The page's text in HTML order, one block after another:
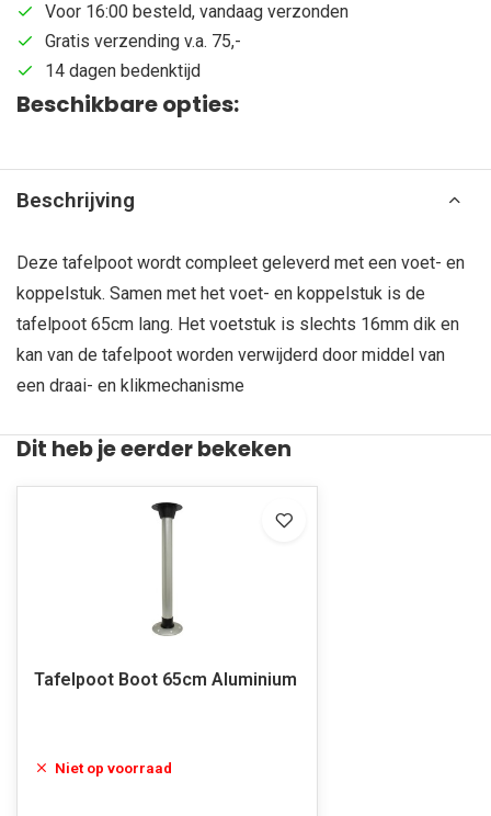
Voor 16:00 besteld, vandaag verzonden
Gratis verzending v.a. 75,-
14 dagen bedenktijd
Beschikbare opties:
Beschrijving
Deze tafelpoot wordt compleet geleverd met een voet- en
koppelstuk. Samen met het voet- en koppelstuk is de
tafelpoot 65cm lang. Het voetstuk is slechts 16mm dik en
kan van de tafelpoot worden verwijderd door middel van
een draai- en klikmechanisme
Dit heb je eerder bekeken
Tafelpoot Boot 65cm Aluminium
Niet op voorraad